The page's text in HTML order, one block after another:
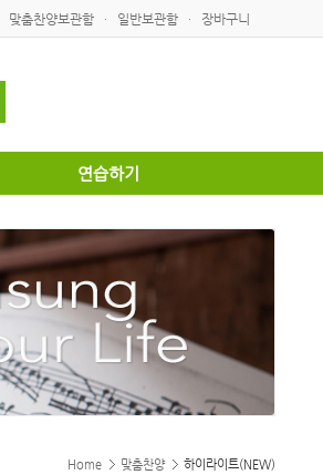
맞춤찬양보관함 · 일반보관함 · 장바구니
연습하기
Home 맞춤찬양 하이라이트(NEW)